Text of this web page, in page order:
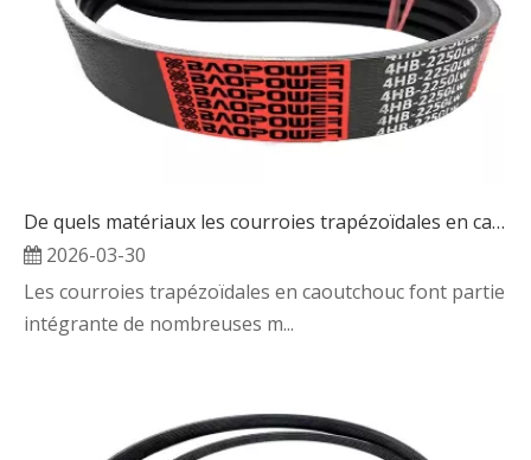
De quels matériaux les courroies trapézoïdales en caoutchouc sont-elles généralement fabriquées ?
2026-03-30
Les courroies trapézoïdales en caoutchouc font partie
intégrante de nombreuses m...